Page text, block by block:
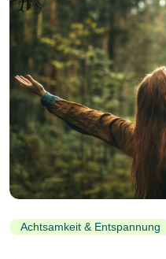
Achtsamkeit & Entspannung